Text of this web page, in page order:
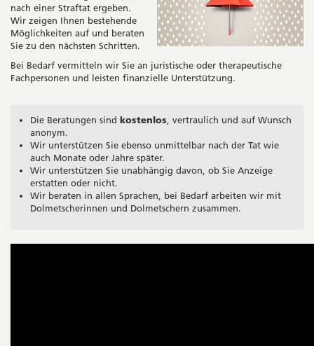
nach einer Straftat ergeben.
Wir zeigen Ihnen bestehende
Möglichkeiten auf und beraten
Sie zu den nächsten Schritten.
Bei Bedarf vermitteln wir Sie an juristische oder therapeutische
Fachpersonen und leisten finanzielle Unterstützung.
Die Beratungen sind kostenlos , vertraulich und auf Wunsch
anonym.
Wir unterstützen Sie ebenso unmittelbar nach der Tat wie
auch Monate oder Jahre später.
Wir unterstützen Sie unabhängig davon, ob Sie Anzeige
erstatten oder nicht.
Wir beraten in allen Sprachen, bei Bedarf arbeiten wir mit
Dolmetscherinnen und Dolmetschern zusammen.